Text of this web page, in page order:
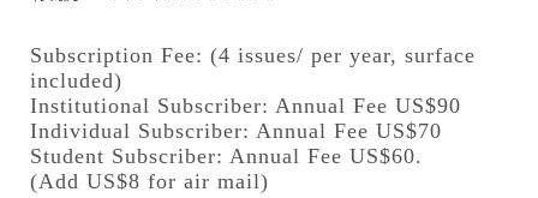
Subscription Fee: (4 issues/ per year, surface
included)
Institutional Subscriber: Annual Fee US$90
Individual Subscriber: Annual Fee US$70
Student Subscriber: Annual Fee US$60.
(Add US$8 for air mail)